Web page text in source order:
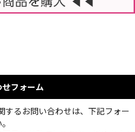
フォーム
するお問い合わせは、下記フォー